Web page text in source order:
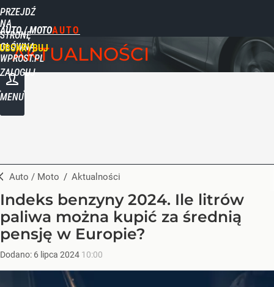
PRZEJDŹ
NA
STRONĘ
GŁÓWNĄ
WPROST.PL
AUTO / MOTO
ZALOGUJ
MENU
AKTUALNOŚCI
Auto / Moto / Aktualności
Indeks benzyny 2024. Ile litrów
paliwa można kupić za średnią
pensję w Europie?
Dodano: 6 lipca 2024 10:00